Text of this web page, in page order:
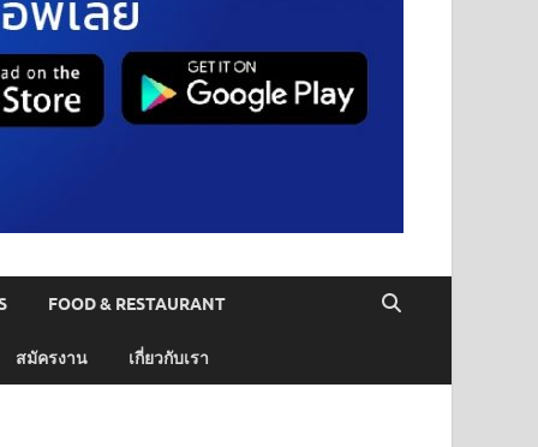
FOOD & RESTAURANT
สมัครงาน เกี่ยวกับเรา